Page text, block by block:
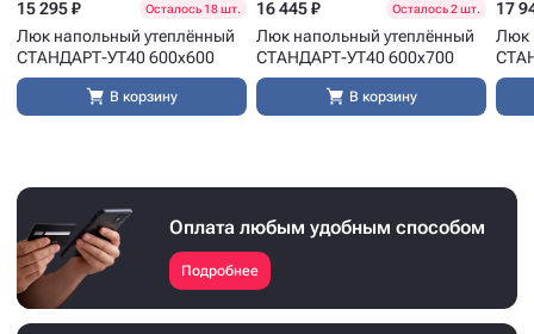
15 295 ₽ Осталось 18 шт.
Люк напольный утеплённый
СТАНДАРТ-УТ40 600x600
В корзину
16 445 ₽ Осталось 2 шт.
Люк напольный утеплённый
СТАНДАРТ-УТ40 600x700
В корзину
17
Люк
Оплата любым удобным способом
Подробнее